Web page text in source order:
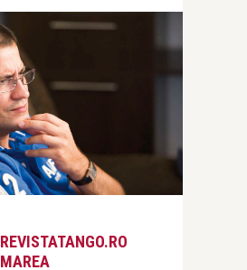
REVISTATANGO.RO
MAREA